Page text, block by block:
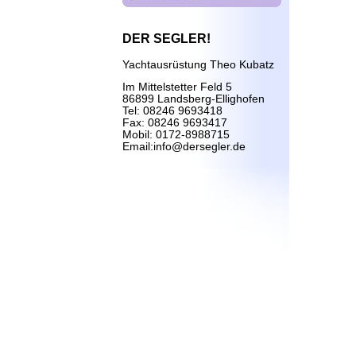
DER SEGLER!
Yachtausrüstung Theo Kubatz
Im Mittelstetter Feld 5
86899 Landsberg-Ellighofen
Tel: 08246 9693418
Fax: 08246 9693417
Mobil: 0172-8988715
Email:info@dersegler.de